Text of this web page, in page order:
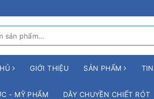
GIỚI THIỆU SẢN PHẨM
- MỸ PHẨM DÂY CHUYỀN CHIẾT RÓT